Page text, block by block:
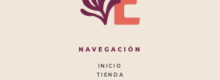
NAVEGACIÓN
INICIO
TIENDA